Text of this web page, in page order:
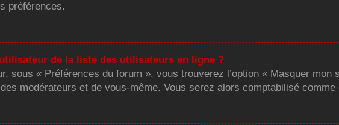
préférences.
de la liste des utilisateurs en ligne ?
sous « Préférences du forum », vous trouverez l’option « Masquer
modérateurs et de vous-même. Vous serez alors comptabilisé